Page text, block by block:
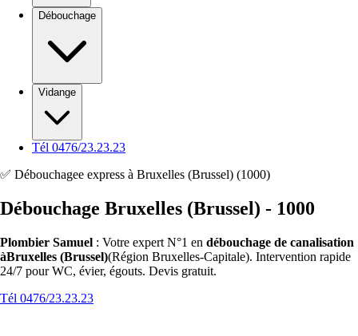
Débouchage
Vidange
Tél 0476/23.23.23
✅ Débouchagee express à Bruxelles (Brussel) (1000)
Débouchage Bruxelles (Brussel) - 1000
Plombier Samuel : Votre expert N°1 en débouchage de canalisation
àBruxelles (Brussel)(Région Bruxelles-Capitale). Intervention rapide
24/7 pour WC, évier, égouts. Devis gratuit.
Tél 0476/23.23.23